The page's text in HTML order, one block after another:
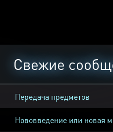
Свежие
Передача предметов
Нововведение или новая